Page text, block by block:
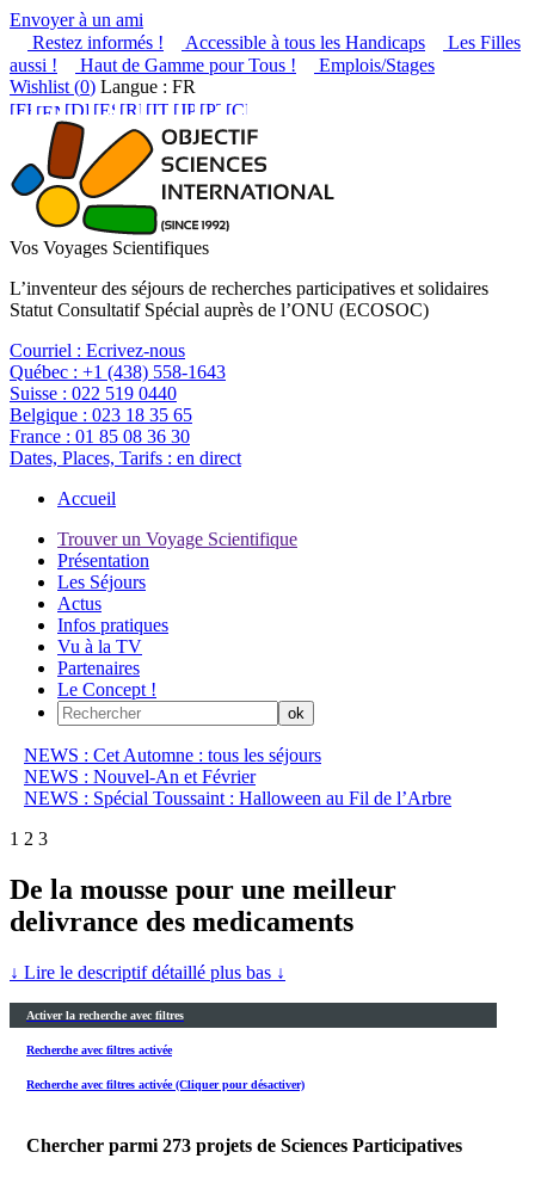
Envoyer à un ami
Restez informés !
Accessible à tous les Handicaps
Les Filles
aussi !
Haut de Gamme pour Tous !
Emplois/Stages
Wishlist (0) Langue : FR
Vos Voyages Scientifiques
L’inventeur des séjours de recherches participatives et solidaires
Statut Consultatif Spécial auprès de l’ONU (ECOSOC)
Courriel : Ecrivez-nous
Québec : +1 (438) 558-1643
Suisse : 022 519 0440
Belgique : 023 18 35 65
France : 01 85 08 36 30
Dates, Places, Tarifs : en direct
Accueil
Trouver un Voyage Scientifique
Présentation
Les Séjours
Actus
Infos pratiques
Vu à la TV
Partenaires
Le Concept !
NEWS : Cet Automne : tous les séjours
NEWS : Nouvel-An et Février
NEWS : Spécial Toussaint : Halloween au Fil de l’Arbre
1 2 3
De la mousse pour une meilleur
delivrance des medicaments
↓ Lire le descriptif détaillé plus bas ↓
Activer la recherche avec filtres
Recherche avec filtres activée
Recherche avec filtres activée (Cliquer pour désactiver)
Chercher parmi 273 projets de Sciences Participatives